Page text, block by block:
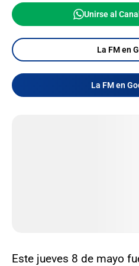
Unirse al
La FM en
La FM en
Este jueves 8 de mayo